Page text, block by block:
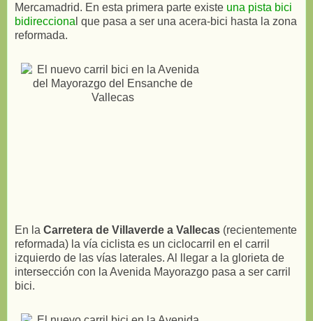
Mercamadrid. En esta primera parte existe una pista bici
bidirecciona l que pasa a ser una acera-bici hasta la zona
reformada.
En la Carretera de Villaverde a Vallecas (recientemente
reformada) la vía ciclista es un ciclocarril en el carril
izquierdo de las vías laterales. Al llegar a la glorieta de
intersección con la Avenida Mayorazgo pasa a ser carril
bici.